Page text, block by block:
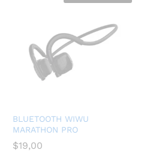
BLUETOOTH WIWU
MARATHON PRO
$19,00